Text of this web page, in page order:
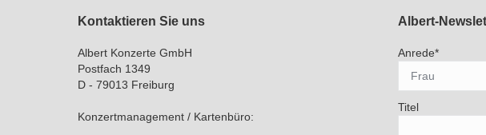
Kontaktieren Sie uns
Albert Konzerte GmbH
Postfach 1349
D - 79013 Freiburg
Konzertmanagement / Kartenbüro:
Albert-
Anrede*
Titel